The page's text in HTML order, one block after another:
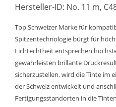
Hersteller-ID: No. 11 m,
Top Schweizer Marke für
Spitzentechnologie bürgt für
Lichtechtheit entsprechen
gewährleisten brillante
sicherzustellen, wird die Tinte im
der Schweiz entwickelt und
Fertigungsstandorten in die